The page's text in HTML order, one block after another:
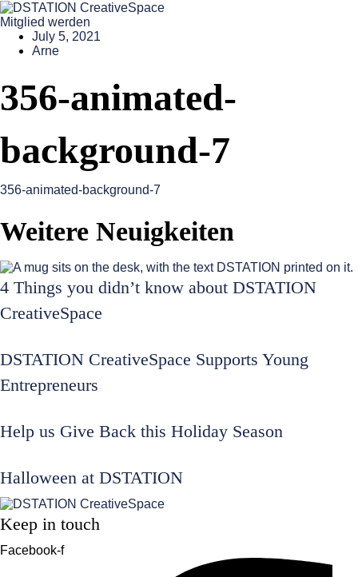
Mitglied werden
July 5, 2021
Arne
356-animated-
background-7
356-animated-background-7
Weitere Neuigkeiten
4 Things you didn’t know about DSTATION
CreativeSpace
DSTATION CreativeSpace Supports Young
Entrepreneurs
Help us Give Back this Holiday Season
Halloween at DSTATION
Keep in touch
Facebook-f